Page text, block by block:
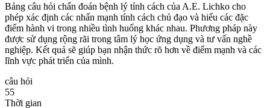
Bảng câu hỏi chẩn đoán bệnh lý tính cách của A.E. Lichko cho
phép xác định các nhấn mạnh tính cách chủ đạo và hiểu các đặc
điểm hành vi trong nhiều tình huống khác nhau. Phương pháp này
được sử dụng rộng rãi trong tâm lý học ứng dụng và tư vấn nghề
nghiệp. Kết quả sẽ giúp bạn nhận thức rõ hơn về điểm mạnh và các
lĩnh vực phát triển của mình.
câu hỏi
55
Thời gian